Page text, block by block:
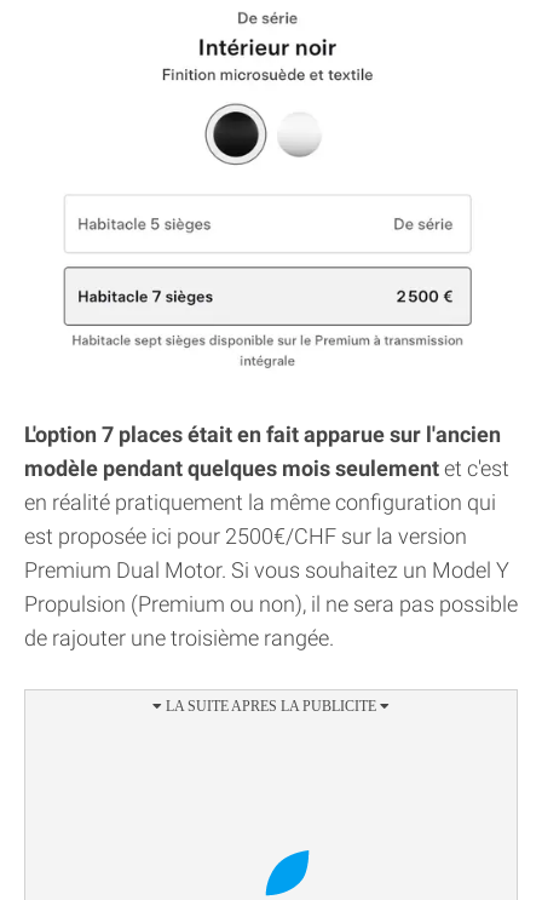
L'option 7 places était en fait apparue sur l'ancien
modèle pendant quelques mois seulementet c'est
en réalité pratiquement la même configuration qui
est proposée ici pour 2500€/CHF sur la version
Premium Dual Motor. Si vous souhaitez un Model Y
Propulsion (Premium ou non), il ne sera pas possible
de rajouter une troisième rangée.